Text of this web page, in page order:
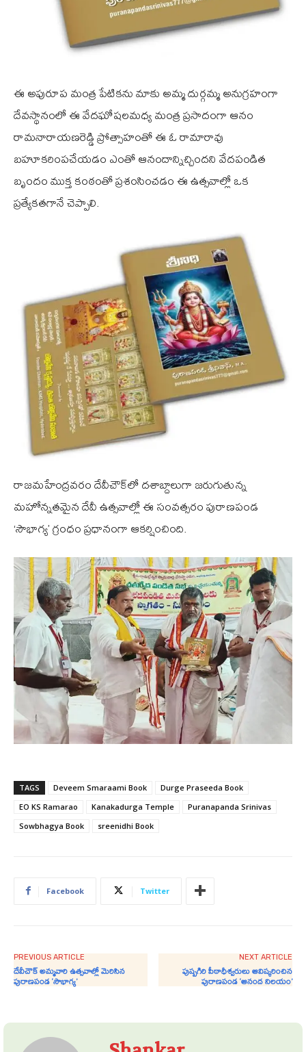
ఈ అపురూప మంత్ర పేటికను మాకు అమ్మ దుర్గమ్మ అనుగ్రహంగా
దేవస్థానంలో ఈ వేదఘోషలమధ్య మంత్ర ప్రసాదంగా ఆనం
రామనారాయణరెడ్డి ప్రోత్సాహంతో ఈ ఓ రామారావు
బహూకరింపచేయడం ఎంతో ఆనందాన్నిచ్చిందని వేదపండిత
బృందం ముక్త కంఠంతో ప్రశంసించడం ఈ ఉత్సవాల్లో ఒక
ప్రత్యేకతగానే చెప్పాలి.
రాజమహేంద్రవరం దేవీచౌక్‌లో దశాబ్దాలుగా జరుగుతున్న
మహోన్నతమైన దేవీ ఉత్సవాల్లో ఈ సంవత్సరం పురాణపండ
‘సౌభాగ్య’ గ్రంధం ప్రధానంగా ఆకర్షించింది.
TAGS Deveem Smaraami Book
Durge Praseeda Book
EO KS Ramarao
Kanakadurga Temple
Puranapanda Srinivas
Sowbhagya Book
sreenidhi Book
Facebook Twitter
PREVIOUS ARTICLE
దేవీచౌక్ అమ్మవారి ఉత్సవాల్లో మెరిసిన
పురాణపండ ‘సౌభాగ్య’
NEXT ARTICLE
పుష్పగిరి పీఠాధీశ్వరులు ఆవిష్కరించిన
పురాణపండ ‘ఆనంద నిలయం’